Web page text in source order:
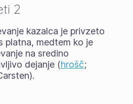
2
kazalca je privzeto
platna, medtem ko je
na sredino
dejanje (hrošč;